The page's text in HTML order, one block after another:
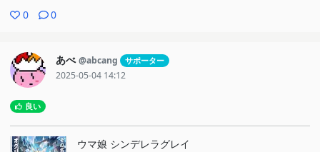
0 0
あべ @abcang サポーター
2025-05-04 14:12
良い
ウマ娘 シンデレラグレイ